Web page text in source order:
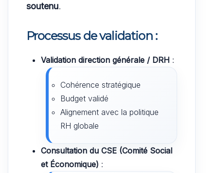
soutenu.
Processus de validation :
Validation direction générale / DRH :
Cohérence stratégique
Budget validé
Alignement avec la politique
RH globale
Consultation du CSE (Comité Social
et Économique) :